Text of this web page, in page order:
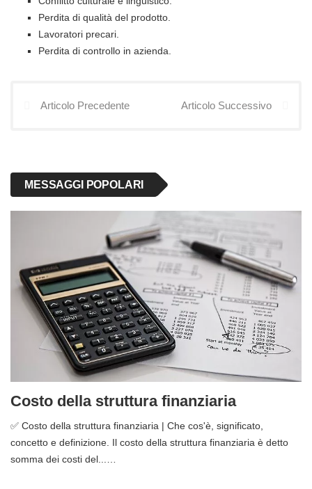
Perdita di qualità del prodotto.
Lavoratori precari.
Perdita di controllo in azienda.
Articolo Precedente Articolo Successivo
MESSAGGI POPOLARI
Costo della struttura finanziaria
✅ Costo della struttura finanziaria | Che cos'è, significato,
concetto e definizione. Il costo della struttura finanziaria è detto
somma dei costi del...…